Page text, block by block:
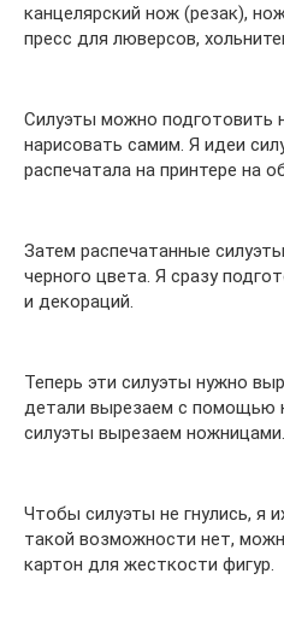
канцелярский нож (резак),
пресс для люверсов,
Силуэты можно подготовить
нарисовать самим. Я идеи
распечатала на принтере на
Затем распечатанные
черного цвета. Я сразу
и декораций.
Теперь эти силуэты нужно
детали вырезаем с помощью
силуэты вырезаем ножницами.
Чтобы силуэты не гнулись, я
такой возможности нет,
картон для жесткости фигур.